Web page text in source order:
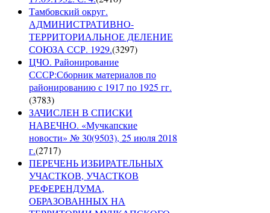
Тамбовский округ.
АДМИНИСТРАТИВНО-
ТЕРРИТОРИАЛЬНОЕ ДЕЛЕНИЕ
СОЮЗА ССР. 1929.(3297)
ЦЧО. Районирование
СССР:Сборник материалов по
районированию с 1917 по 1925 гг.
(3783)
ЗАЧИСЛЕН В СПИСКИ
НАВЕЧНО. «Мучкапские
новости» № 30(9503), 25 июля 2018
г.(2717)
ПЕРЕЧЕНЬ ИЗБИРАТЕЛЬНЫХ
УЧАСТКОВ, УЧАСТКОВ
РЕФЕРЕНДУМА,
ОБРАЗОВАННЫХ НА